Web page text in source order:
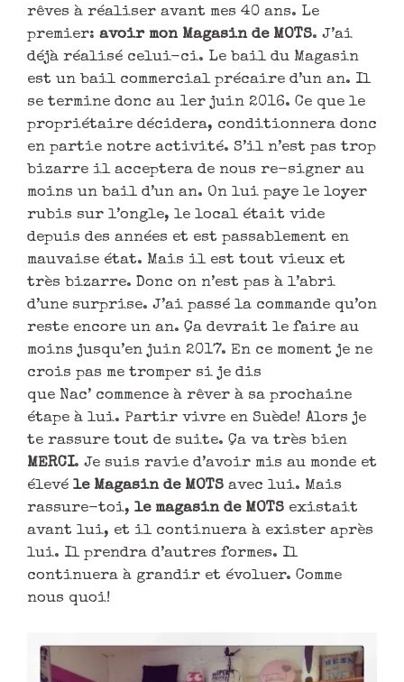
rêves à réaliser avant mes 40 ans. Le
premier: avoir mon Magasin de MOTS. J’ai
déjà réalisé celui-ci. Le bail du Magasin
est un bail commercial précaire d’un an. Il
se termine donc au 1er juin 2016. Ce que le
propriétaire décidera, conditionnera donc
en partie notre activité. S’il n’est pas trop
bizarre il acceptera de nous re-signer au
moins un bail d’un an. On lui paye le loyer
rubis sur l’ongle, le local était vide
depuis des années et est passablement en
mauvaise état. Mais il est tout vieux et
très bizarre. Donc on n’est pas à l’abri
d’une surprise. J’ai passé la commande qu’on
reste encore un an. Ça devrait le faire au
moins jusqu’en juin 2017. En ce moment je ne
crois pas me tromper si je dis
que Nac’ commence à rêver à sa prochaine
étape à lui. Partir vivre en Suède! Alors je
te rassure tout de suite. Ça va très bien
MERCI. Je suis ravie d’avoir mis au monde et
élevé le Magasin de MOTS avec lui. Mais
rassure-toi, le magasin de MOTS existait
avant lui, et il continuera à exister après
lui. Il prendra d’autres formes. Il
continuera à grandir et évoluer. Comme
nous quoi!